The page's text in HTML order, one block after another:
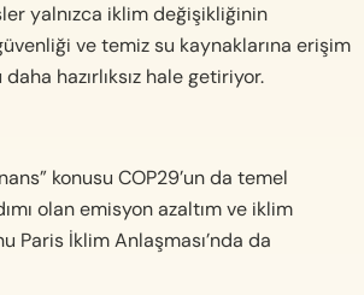
yalnızca iklim değişikliğinin
ve temiz su kaynaklarına erişim
hazırlıksız hale getiriyor.
konusu COP29’un da temel
olan emisyon azaltım ve iklim
İklim Anlaşması’nda da